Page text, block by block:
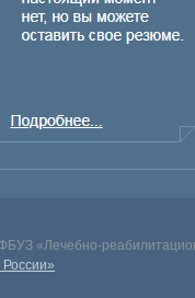
«Лечебно-